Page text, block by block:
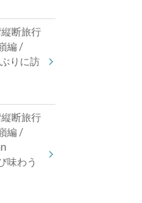
断旅行
編 /
りに訪
断旅行
編 /
味わう